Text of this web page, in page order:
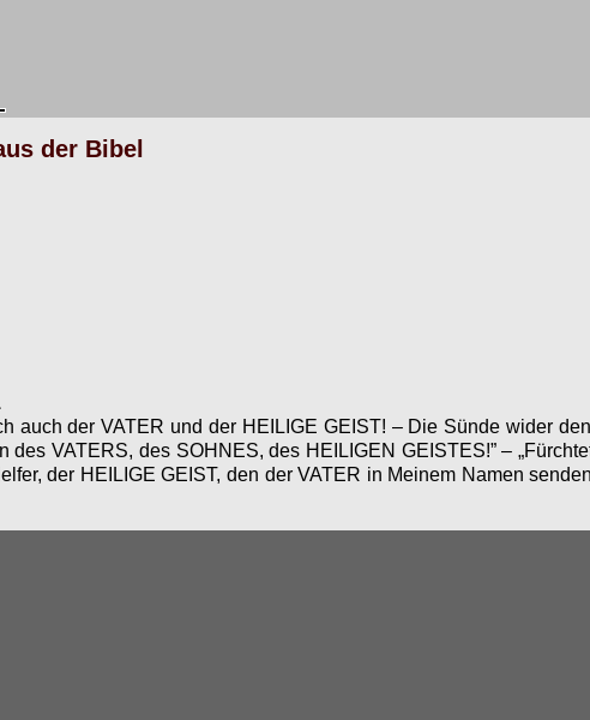
der Bibel
auch der VATER und der HEILIGE GEIST! – Die Sünde wider
des VATERS, des SOHNES, des HEILIGEN GEISTES!”–
der HEILIGE GEIST, den der VATER in Meinem Namen